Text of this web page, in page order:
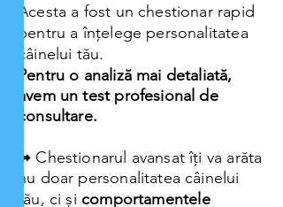
Acesta a fost un chestionar rapid
pentru a înțelege personalitatea
câinelui tău.
Pentru o analiză mai detaliată,
avem un test profesional de
consultare.
➡ Chestionarul avansat îți va arăta
nu doar personalitatea câinelui
tău, ci și comportamentele